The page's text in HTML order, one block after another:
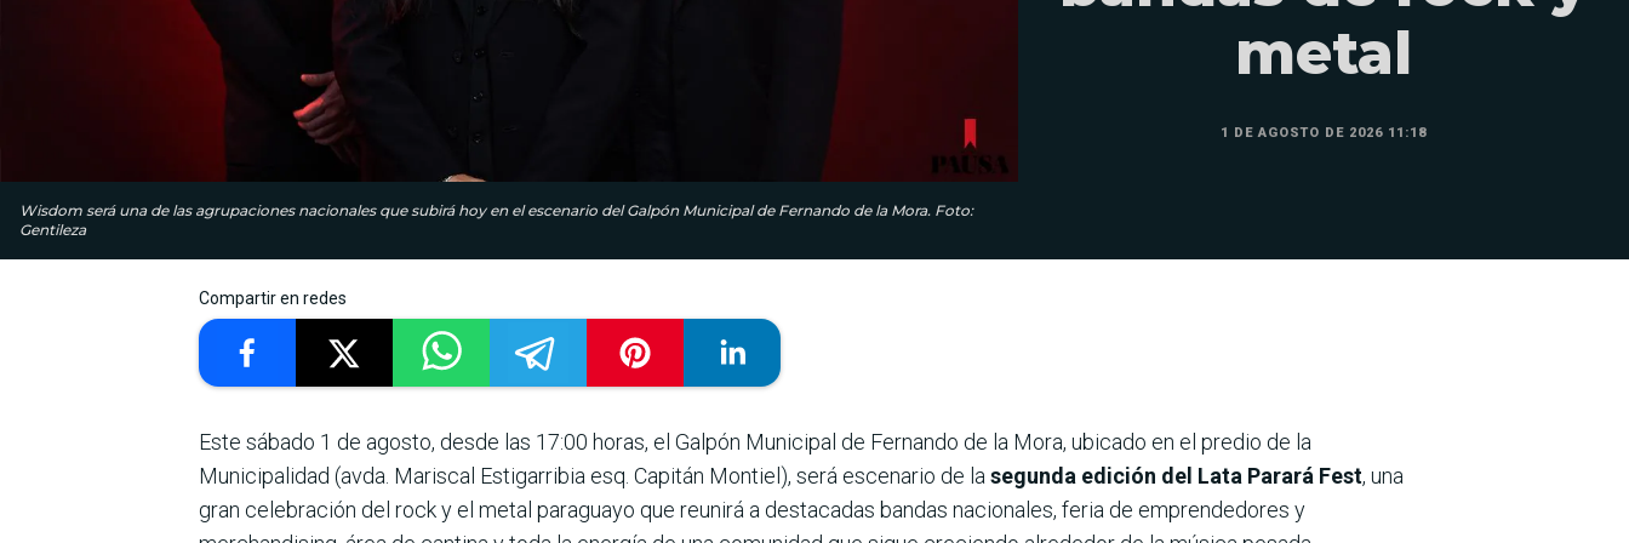
Wisdom será una de las agrupaciones nacionales que subirá hoy en el escenario del Galpón Municipal de Fernando de la Mora. Foto:
Gentileza
metal
1 DE AGOSTO DE 2026 11:18
Compartir en redes
Este sábado 1 de agosto, desde las 17:00 horas, el Galpón Municipal de Fernando de la Mora, ubicado en el predio de la
Municipalidad (avda. Mariscal Estigarribia esq. Capitán Montiel), será escenario de lasegunda edición del Lata Parará Fest, una
gran celebración del rock y el metal paraguayo que reunirá a destacadas bandas nacionales, feria de emprendedores y